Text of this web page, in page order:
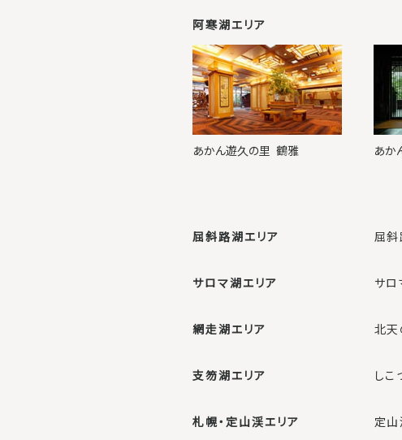
阿寒湖エリア
あかん遊久の里 鶴雅 あか
屈斜路湖エリア 屈
サロマ湖エリア サ
網走湖エリア 北天
支笏湖エリア し
札幌・定山渓エリア 定